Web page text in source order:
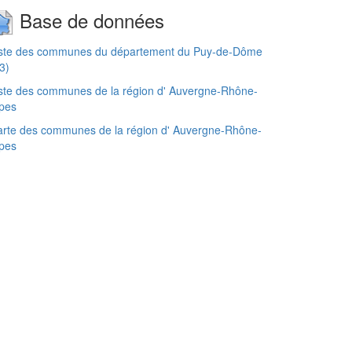
Base de données
des communes du département du Puy-de-Dôme
des communes de la région d' Auvergne-Rhône-
des communes de la région d' Auvergne-Rhône-